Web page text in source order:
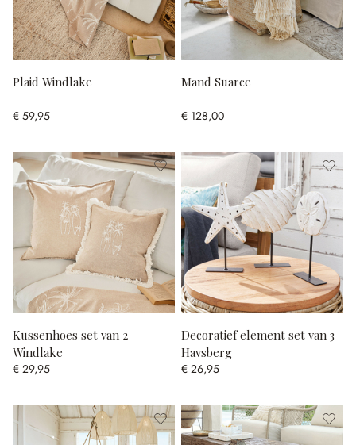
Plaid Windlake
€ 59,95
Mand Suarce
€ 128,00
Kussenhoes set van 2
Windlake
€ 29,95
Decoratief element set van 3
Havsberg
€ 26,95